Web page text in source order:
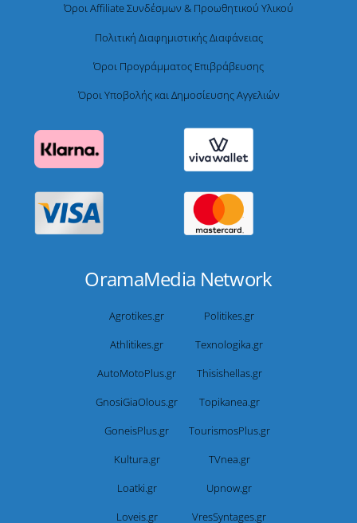
Όροι Affiliate Συνδέσμων & Προωθητικού Υλικού
Πολιτική Διαφημιστικής Διαφάνειας
Όροι Προγράμματος Επιβράβευσης
Όροι Υποβολής και Δημοσίευσης Αγγελιών
OramaMedia Network
Agrotikes.gr
Politikes.gr
Athlitikes.gr
Texnologika.gr
AutoMotoPlus.gr
Thisishellas.gr
GnosiGiaOlous.gr
Topikanea.gr
GoneisPlus.gr
TourismosPlus.gr
Kultura.gr
TVnea.gr
Loatki.gr
Upnow.gr
Loveis.gr
VresSyntages.gr